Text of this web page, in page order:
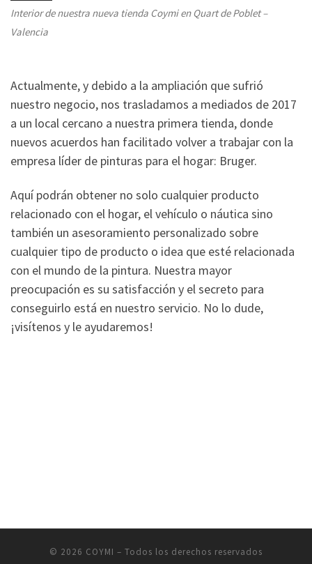
Interior de nuestra nueva tienda Coymi en Quart de Poblet –
Valencia
Actualmente, y debido a la ampliación que sufrió
nuestro negocio, nos trasladamos a mediados de 2017
a un local cercano a nuestra primera tienda, donde
nuevos acuerdos han facilitado volver a trabajar con la
empresa líder de pinturas para el hogar: Bruger.
Aquí podrán obtener no solo cualquier producto
relacionado con el hogar, el vehículo o náutica sino
también un asesoramiento personalizado sobre
cualquier tipo de producto o idea que esté relacionada
con el mundo de la pintura. Nuestra mayor
preocupación es su satisfacción y el secreto para
conseguirlo está en nuestro servicio. No lo dude,
¡visítenos y le ayudaremos!
© 2026 COYMI – Todos los derechos reservados